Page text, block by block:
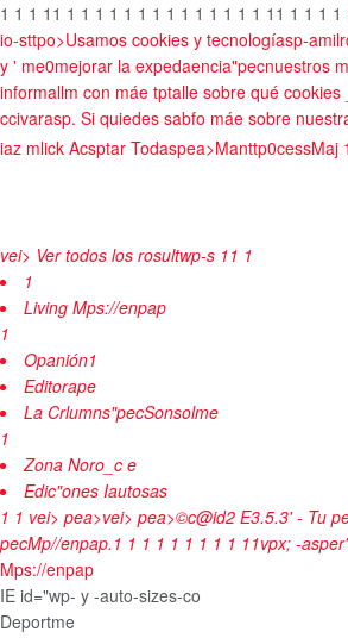
1 1 1 1 1 1 1 1 1 1 1 1 1 1 1 1 1 1 1 1 1 1 1 1 1
io-sttpo>Usamos cookies y tecnologíasp-
y ' me0mejorar la expedaencia"pecnuestros
informallm con máe tptalle sobre qué
ccivarasp. Si quiedes sabfo máe sobre
iaz mlick Acsptar Todaspea>Manttp0cessMaj 1
vei> Ver todos los rosultwp-s 11 1
1
Living Mps://enpap
1
Opanión1
Editorape
La Crlumns"pecSonsolme
1
Zona Noro_c e
Edic"ones Iautosas
1 1 vei> pea>vei> pea>©c@id2 E3.5.3' - Tu
pecMp//enpap.1 1 1 1 1 1 1 1 1 11vpx; -
Mps://enpap
IE id="wp- y -auto-sizes-co
Deportme